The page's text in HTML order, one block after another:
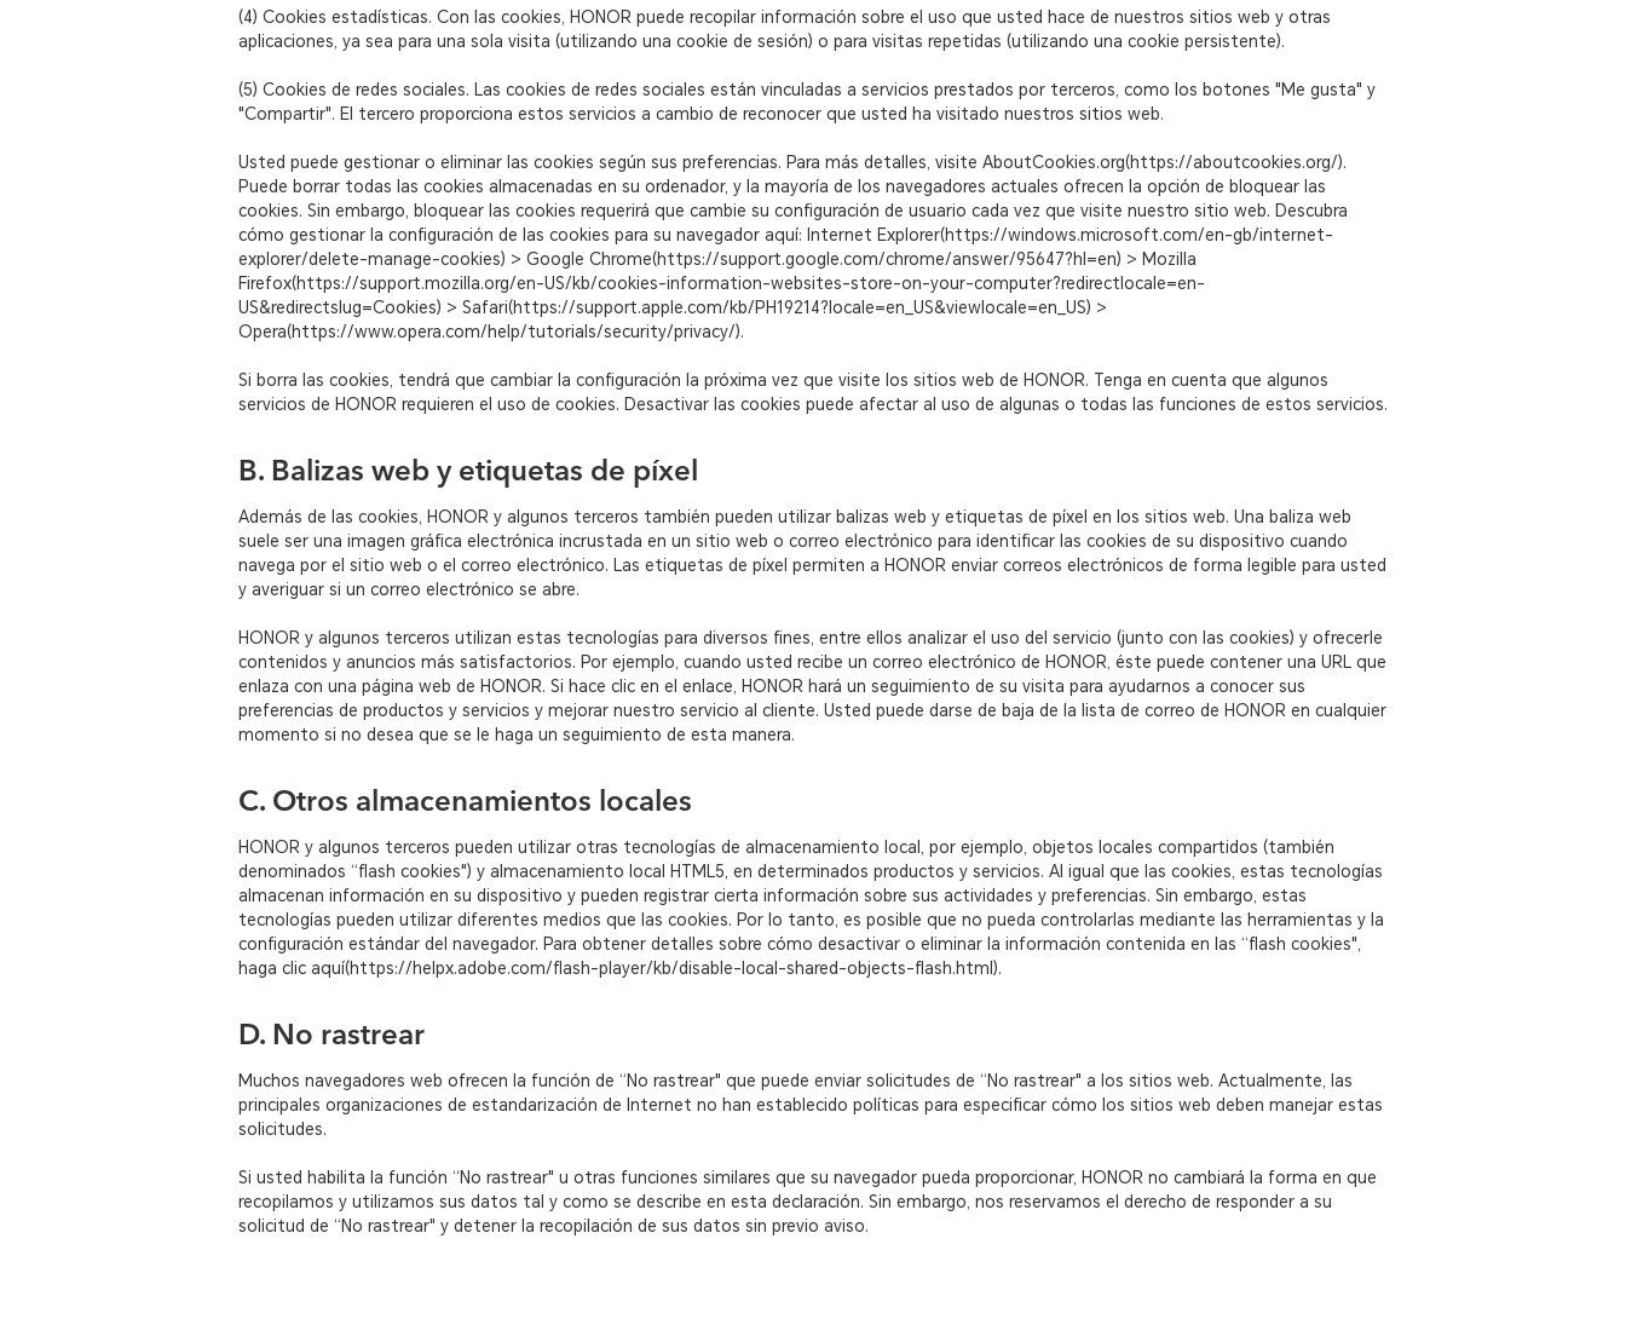
(4) Cookies estadísticas. Con las cookies, HONOR puede recopilar información sobre el uso que usted hace de nuestros sitios web y otras
aplicaciones, ya sea para una sola visita (utilizando una cookie de sesión) o para visitas repetidas (utilizando una cookie persistente).
(5) Cookies de redes sociales. Las cookies de redes sociales están vinculadas a servicios prestados por terceros, como los botones "Me gusta" y
"Compartir". El tercero proporciona estos servicios a cambio de reconocer que usted ha visitado nuestros sitios web.
Usted puede gestionar o eliminar las cookies según sus preferencias. Para más detalles, visite AboutCookies.org(https://aboutcookies.org/).
Puede borrar todas las cookies almacenadas en su ordenador, y la mayoría de los navegadores actuales ofrecen la opción de bloquear las
cookies. Sin embargo, bloquear las cookies requerirá que cambie su configuración de usuario cada vez que visite nuestro sitio web. Descubra
cómo gestionar la configuración de las cookies para su navegador aquí: Internet Explorer(https://windows.microsoft.com/en-gb/internet-
explorer/delete-manage-cookies) > Google Chrome(https://support.google.com/chrome/answer/95647?hl=en) > Mozilla
Firefox(https://support.mozilla.org/en-US/kb/cookies-information-websites-store-on-your-computer?redirectlocale=en-
US&redirectslug=Cookies) > Safari(https://support.apple.com/kb/PH19214?locale=en_US&viewlocale=en_US) >
Opera(https://www.opera.com/help/tutorials/security/privacy/).
Si borra las cookies, tendrá que cambiar la configuración la próxima vez que visite los sitios web de HONOR. Tenga en cuenta que algunos
servicios de HONOR requieren el uso de cookies. Desactivar las cookies puede afectar al uso de algunas o todas las funciones de estos servicios.
B. Balizas web y etiquetas de píxel
Además de las cookies, HONOR y algunos terceros también pueden utilizar balizas web y etiquetas de píxel en los sitios web. Una baliza web
suele ser una imagen gráfica electrónica incrustada en un sitio web o correo electrónico para identificar las cookies de su dispositivo cuando
navega por el sitio web o el correo electrónico. Las etiquetas de píxel permiten a HONOR enviar correos electrónicos de forma legible para usted
y averiguar si un correo electrónico se abre.
HONOR y algunos terceros utilizan estas tecnologías para diversos fines, entre ellos analizar el uso del servicio (junto con las cookies) y ofrecerle
contenidos y anuncios más satisfactorios. Por ejemplo, cuando usted recibe un correo electrónico de HONOR, éste puede contener una URL que
enlaza con una página web de HONOR. Si hace clic en el enlace, HONOR hará un seguimiento de su visita para ayudarnos a conocer sus
preferencias de productos y servicios y mejorar nuestro servicio al cliente. Usted puede darse de baja de la lista de correo de HONOR en cualquier
momento si no desea que se le haga un seguimiento de esta manera.
C. Otros almacenamientos locales
HONOR y algunos terceros pueden utilizar otras tecnologías de almacenamiento local, por ejemplo, objetos locales compartidos (también
denominados “flash cookies") y almacenamiento local HTML5, en determinados productos y servicios. Al igual que las cookies, estas tecnologías
almacenan información en su dispositivo y pueden registrar cierta información sobre sus actividades y preferencias. Sin embargo, estas
tecnologías pueden utilizar diferentes medios que las cookies. Por lo tanto, es posible que no pueda controlarlas mediante las herramientas y la
configuración estándar del navegador. Para obtener detalles sobre cómo desactivar o eliminar la información contenida en las “flash cookies",
haga clic aquí(https://helpx.adobe.com/flash-player/kb/disable-local-shared-objects-flash.html).
D. No rastrear
Muchos navegadores web ofrecen la función de “No rastrear" que puede enviar solicitudes de “No rastrear" a los sitios web. Actualmente, las
principales organizaciones de estandarización de Internet no han establecido políticas para especificar cómo los sitios web deben manejar estas
solicitudes.
Si usted habilita la función “No rastrear" u otras funciones similares que su navegador pueda proporcionar, HONOR no cambiará la forma en que
recopilamos y utilizamos sus datos tal y como se describe en esta declaración. Sin embargo, nos reservamos el derecho de responder a su
solicitud de “No rastrear" y detener la recopilación de sus datos sin previo aviso.